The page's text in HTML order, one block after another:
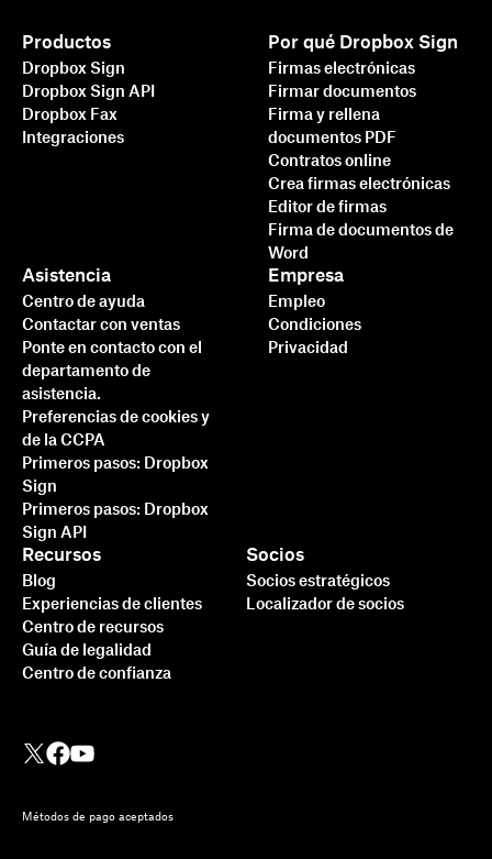
Productos
Dropbox Sign
Dropbox Sign API
Dropbox Fax
Integraciones
Por qué Dropbox Sign
Firmas electrónicas
Firmar documentos
Firma y rellena
documentos PDF
Contratos online
Crea firmas electrónicas
Editor de firmas
Firma de documentos de
Word
Asistencia
Centro de ayuda
Contactar con ventas
Ponte en contacto con el
departamento de
asistencia.
Preferencias de cookies y
de la CCPA
Primeros pasos: Dropbox
Sign
Primeros pasos: Dropbox
Sign API
Recursos
Blog
Experiencias de clientes
Centro de recursos
Guía de legalidad
Centro de confianza
Socios
Socios estratégicos
Localizador de socios
Empresa
Empleo
Condiciones
Privacidad
Métodos de pago aceptados